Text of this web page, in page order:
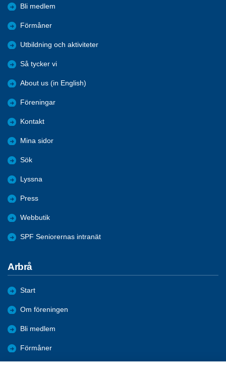
Bli medlem
Förmåner
Utbildning och aktiviteter
Så tycker vi
About us (in English)
Föreningar
Kontakt
Mina sidor
Sök
Lyssna
Press
Webbutik
SPF Seniorernas intranät
Arbrå
Start
Om föreningen
Bli medlem
Förmåner